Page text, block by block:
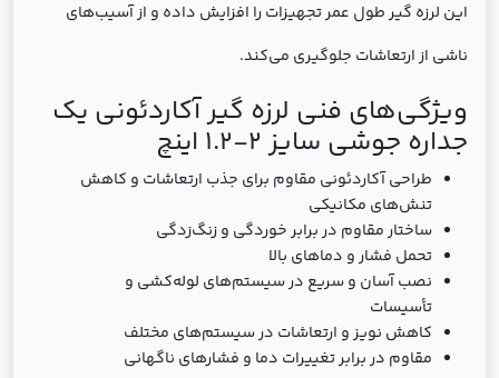
این لرزه گیر طول عمر تجهیزات را افزایش داده و از آسیب‌های
ناشی از ارتعاشات جلوگیری می‌کند.
ویژگی‌های فنی لرزه گیر آکاردئونی یک
جداره جوشی سایز 2-1.2 اینچ
طراحی آکاردئونی مقاوم برای جذب ارتعاشات و کاهش
تنش‌های مکانیکی
ساختار مقاوم در برابر خوردگی و زنگ‌زدگی
تحمل فشار و دماهای بالا
نصب آسان و سریع در سیستم‌های لوله‌کشی و
تأسیسات
کاهش نویز و ارتعاشات در سیستم‌های مختلف
مقاوم در برابر تغییرات دما و فشارهای ناگهانی